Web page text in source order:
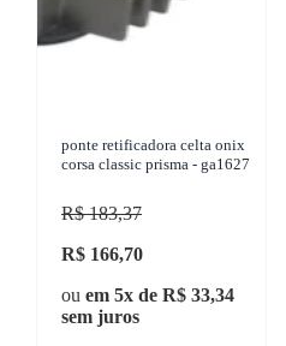
ponte retificadora celta onix
corsa classic prisma - ga1627
R$ 183,37
R$ 166,70
ou em 5x de R$ 33,34
sem juros